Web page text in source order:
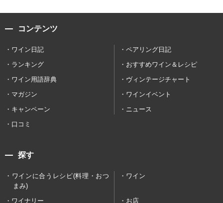
コンテンツ
ワイン日記
ペアリング日記
ランキング
おすすめワイン＆レシピ
ワイン用語辞典
ヴィンテージチャート
マガジン
ワインイベント
キャンペーン
ニュース
口コミ
探す
ワインに合うレシピ(料理・おつ
まみ)
ワイン
ワイナリー お店